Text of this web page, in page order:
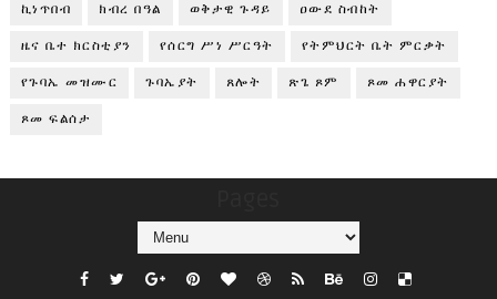
ኪነጥበብ ክብረ በዓል ወቅታዊ ጉዳይ ዐውደ ስብከት
ዜና ቤተ ክርስቲያን የሰርግ ሥነ ሥርዓት የትምህርት ቤት ምርቃት
የጉባኤ መዝሙር ጉባኤያት ጸሎት ጽጌ ጾም ጾመ ሐዋርያት
ጾመ ፍልሰታ